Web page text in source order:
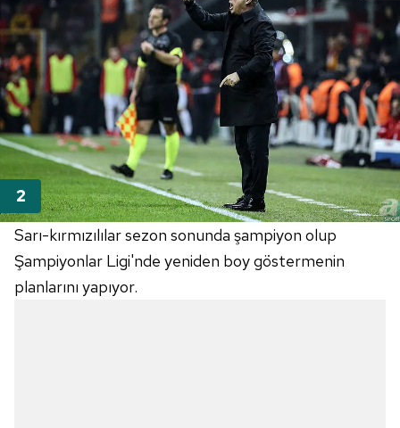
Sarı-kırmızılılar sezon sonunda şampiyon olup
Şampiyonlar Ligi'nde yeniden boy göstermenin
planlarını yapıyor.